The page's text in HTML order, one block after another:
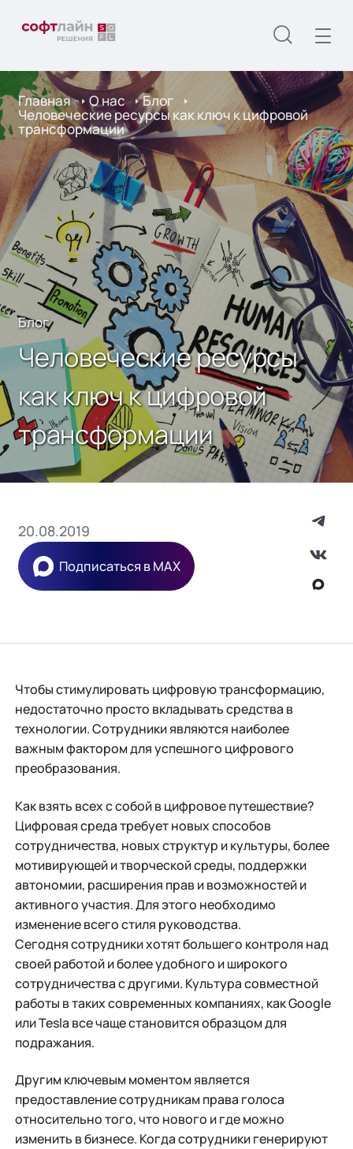
Главная О нас Блог
Человеческие ресурсы как ключ к цифровой
трансформации
Блог
Человеческие ресурсы
как ключ к цифровой
трансформации
20.08.2019
Подписаться в MAX
Чтобы стимулировать цифровую трансформацию,
недостаточно просто вкладывать средства в
технологии. Сотрудники являются наиболее
важным фактором для успешного цифрового
преобразования.
Как взять всех с собой в цифровое путешествие?
Цифровая среда требует новых способов
сотрудничества, новых структур и культуры, более
мотивирующей и творческой среды, поддержки
автономии, расширения прав и возможностей и
активного участия. Для этого необходимо
изменение всего стиля руководства.
Сегодня сотрудники хотят большего контроля над
своей работой и более удобного и широкого
сотрудничества с другими. Культура совместной
работы в таких современных компаниях, как Google
или Tesla все чаще становится образцом для
подражания.
Другим ключевым моментом является
предоставление сотрудникам права голоса
относительно того, что нового и где можно
изменить в бизнесе. Когда сотрудники генерируют